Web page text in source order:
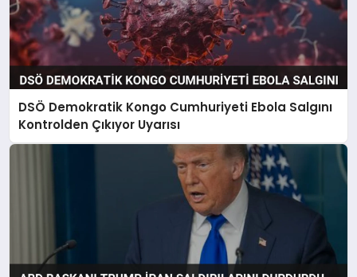
DSÖ Demokratik Kongo Cumhuriyeti Ebola Salgını
Kontrolden Çıkıyor Uyarısı